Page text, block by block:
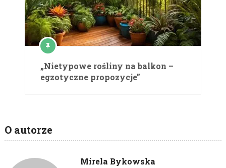
„Nietypowe rośliny na balkon –
egzotyczne propozycje”
O autorze
Mirela Bykowska